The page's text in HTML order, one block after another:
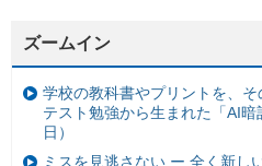
ズームイン
学校の教科書やプリントを、
テスト勉強から生まれた「AI
日）
ミスを見逃さない ー 全く新し